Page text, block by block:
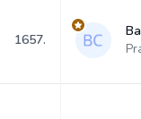
1657.